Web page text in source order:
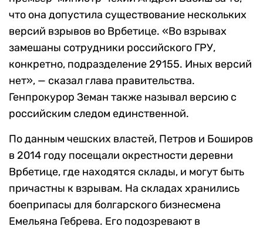
что она допустила существование нескольких
версий взрывов во Врбетице. «Во взрывах
замешаны сотрудники российского ГРУ,
конкретно, подразделение 29155. Иных версий
нет», — сказал глава правительства.
Генпрокурор Земан также называл версию с
российским следом единственной.
По данным чешских властей, Петров и Боширов
в 2014 году посещали окрестности деревни
Врбетице, где находятся склады, и могут быть
причастны к взрывам. На складах хранились
боеприпасы для болгарского бизнесмена
Емельяна Гебрева. Его подозревают в